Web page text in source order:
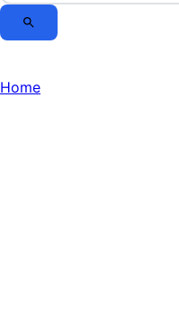
Home